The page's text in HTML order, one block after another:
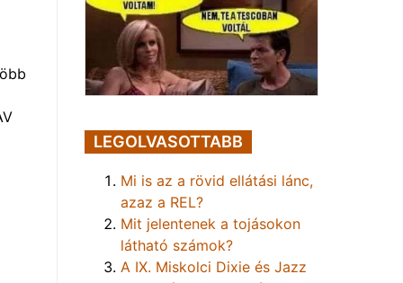
LEGOLVASOTTABB
Mi is az a rövid ellátási lánc,
azaz a REL?
Mit jelentenek a tojásokon
látható számok?
A IX. Miskolci Dixie és Jazz